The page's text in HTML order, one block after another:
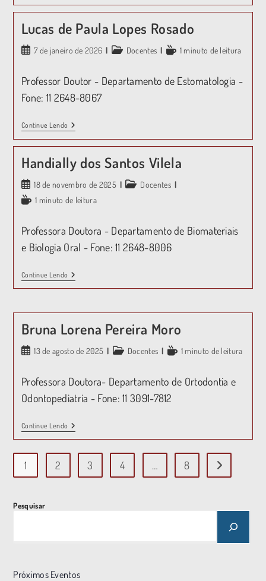
Lucas de Paula Lopes Rosado
7 de janeiro de 2026 Docentes 1 minuto de leitura
Professor Doutor - Departamento de Estomatologia -
Fone: 11 2648-8067
Continue Lendo
Handially dos Santos Vilela
18 de novembro de 2025
Docentes
1 minuto de leitura
Professora Doutora - Departamento de Biomateriais
e Biologia Oral - Fone: 11 2648-8006
Continue Lendo
Bruna Lorena Pereira Moro
13 de agosto de 2025 Docentes 1 minuto de leitura
Professora Doutora- Departamento de Ortodontia e
Odontopediatria - Fone: 11 3091-7812
Continue Lendo
1 2 3 4 … 8
Pesquisar
Próximos Eventos